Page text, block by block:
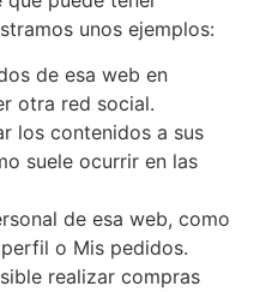
unos ejemplos:
de esa web en
otra red social.
los contenidos a sus
suele ocurrir en las
de esa web, como
o Mis pedidos.
realizar compras